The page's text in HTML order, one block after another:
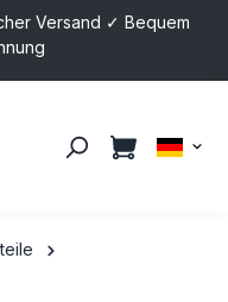
Versand ✓ Bequem